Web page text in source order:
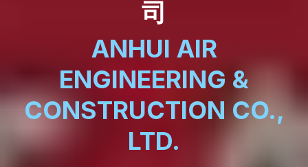
司
ANHUI AIR
ENGINEERING &
CONSTRUCTION CO.,
LTD.